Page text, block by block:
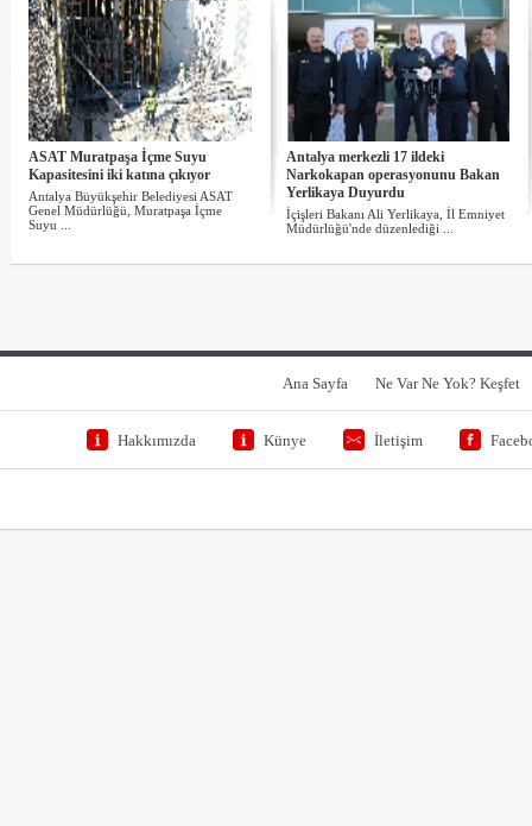
ASAT Muratpaşa İçme Suyu
Kapasitesini iki katına çıkıyor
Antalya Büyükşehir Belediyesi ASAT
Genel Müdürlüğü, Muratpaşa İçme
Suyu ...
Antalya merkezli 17 ildeki
Narkokapan operasyonunu Bakan
Yerlikaya Duyurdu
İçişleri Bakanı Ali Yerlikaya, İl Emniyet
Müdürlüğü'nde düzenlediği ...
Ana Sayfa Ne Var Ne Yok? Keşfet
Hakkımızda Künye İletişim